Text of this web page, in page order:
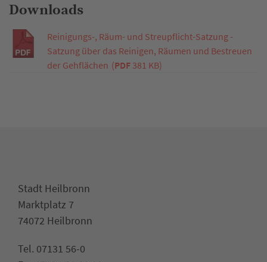
Downloads
Reinigungs-, Räum- und Streupflicht-Satzung -
Satzung über das Reinigen, Räumen und Bestreuen
der Gehflächen (PDF 381 KB)
Stadt Heilbronn
Marktplatz 7
74072 Heilbronn
Tel. 07131 56-0